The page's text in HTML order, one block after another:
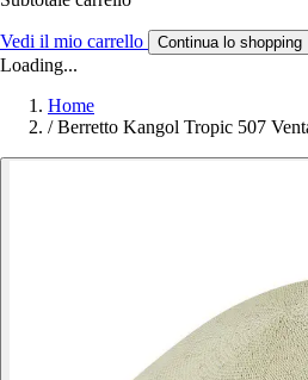
Vedi il mio carrello Continua lo shopping
Loading...
Home
/ Berretto Kangol Tropic 507